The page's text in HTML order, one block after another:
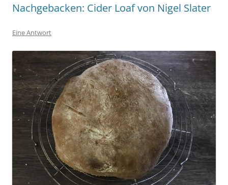
Nachgebacken: Cider Loaf von Nigel Slater
Eine Antwort